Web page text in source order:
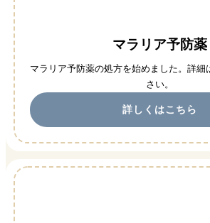
マラリア予防薬
マラリア予防薬の処方を始めました。詳細
さい。
詳しくはこちら